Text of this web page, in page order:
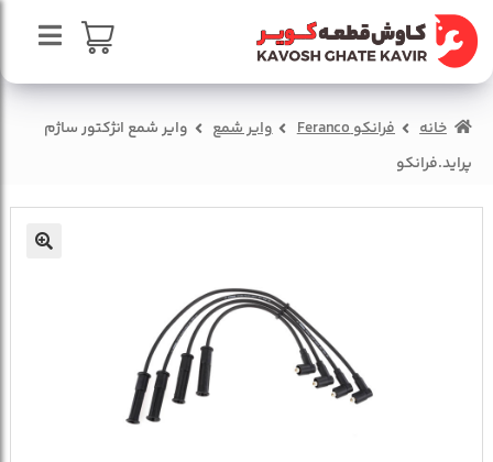
پرش
به
ناوبری
پرش
به
محتوا
صفحه اصلی
سبد خرید
درباره ما
خانه فرانکو Feranco وایر شمع
وایر شمع انژکتور ساژم
پراید.فرانکو